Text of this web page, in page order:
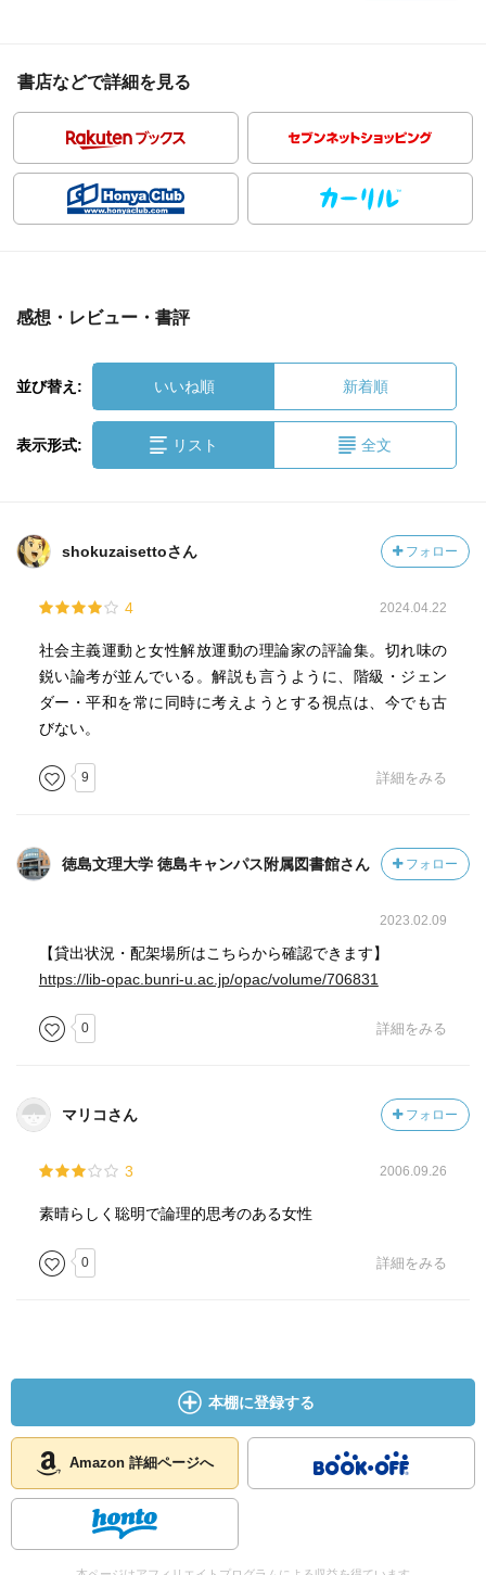
書店などで詳細を見る
感想・レビュー・書評
並び替え: いいね順 新着順
表示形式: リスト 全文
shokuzaisettoさん フォロー
4 2024.04.22
社会主義運動と女性解放運動の理論家の評論集。切れ味の
鋭い論考が並んでいる。解説も言うように、階級・ジェン
ダー・平和を常に同時に考えようとする視点は、今でも古
びない。
9 詳細をみる
徳島文理大学 徳島キャンパス附属図書館さん フォロー
2023.02.09
【貸出状況・配架場所はこちらから確認できます】
https://lib-opac.bunri-u.ac.jp/opac/volume/706831
0 詳細をみる
マリコさん フォロー
3 2006.09.26
素晴らしく聡明で論理的思考のある女性
0 詳細をみる
本棚に登録する
Amazon 詳細ページへ